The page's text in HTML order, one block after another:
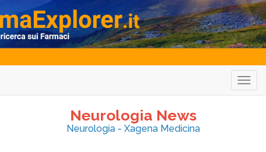
Neurologia News
Neurologia - Xagena Medicina